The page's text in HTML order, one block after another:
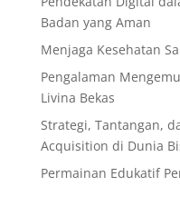
Badan yang Aman
Menjaga Kesehatan
Pengalaman
Livina Bekas
Strategi, Tantangan,
Acquisition di Dunia
Permainan Edukatif